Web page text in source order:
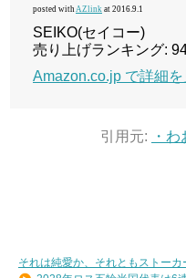
posted with AZlink at 2016.9.1
SEIKO(セイコー)
売り上げランキング:
Amazon.co.jp で詳細を
引用元: ・
それは純愛か、それともストーカ